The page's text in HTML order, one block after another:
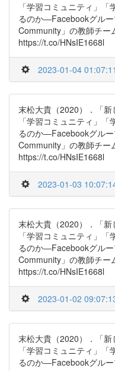
「学習コミュニティ」
るのか―Facebookグル
Community」の教師チー
https://t.co/HNsIE1668l
2023-01-04 01:07:11
末松大貴（2020）．「
「学習コミュニティ」
るのか―Facebookグル
Community」の教師チー
https://t.co/HNsIE1668l
2023-01-03
末松大貴（2020）．「
「学習コミュニティ」
るのか―Facebookグル
Community」の教師チー
https://t.co/HNsIE1668l
2023-01-02
末松大貴（2020）．「
「学習コミュニティ」
るのか―Facebookグル